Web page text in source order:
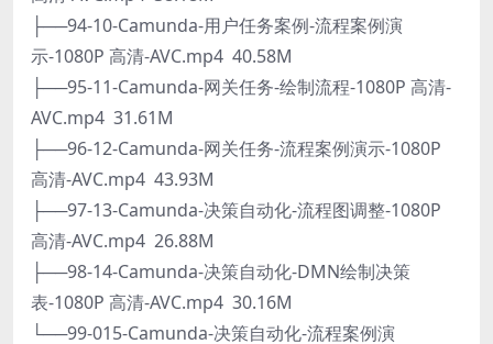
├──94-10-Camunda-用户任务案例-流程案例演
示-1080P 高清-AVC.mp4 40.58M
├──95-11-Camunda-网关任务-绘制流程-1080P 高清-
AVC.mp4 31.61M
├──96-12-Camunda-网关任务-流程案例演示-1080P
高清-AVC.mp4 43.93M
├──97-13-Camunda-决策自动化-流程图调整-1080P
高清-AVC.mp4 26.88M
├──98-14-Camunda-决策自动化-DMN绘制决策
表-1080P 高清-AVC.mp4 30.16M
└──99-015-Camunda-决策自动化-流程案例演